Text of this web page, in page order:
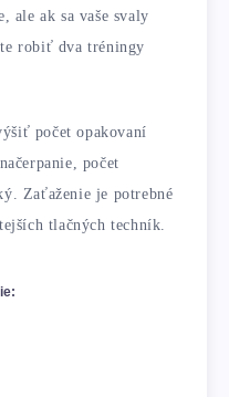
ale ak sa vaše svaly
robiť dva tréningy
počet opakovaní
počet
Zaťaženie je potrebné
tlačných techník.